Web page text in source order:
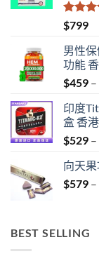
評分
滿分 5
$799
男性
功能
$459 –
印度
盒 香
$529 –
向天
$579 –
BEST SELLING